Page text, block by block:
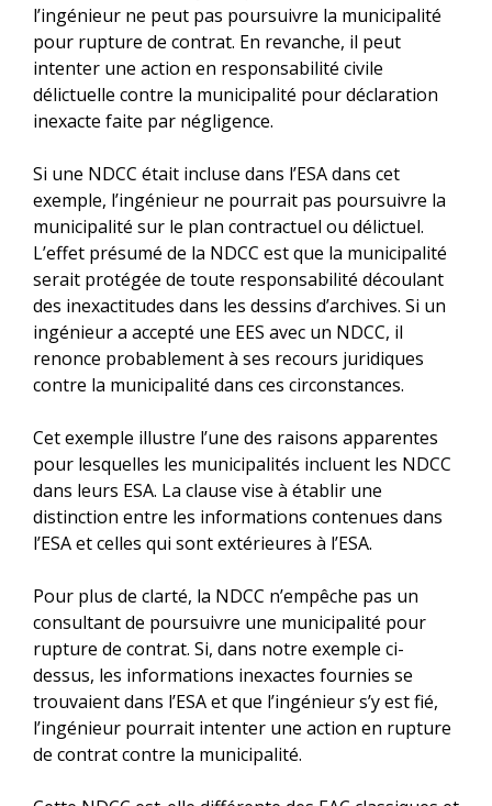
l’ingénieur ne peut pas poursuivre la municipalité
pour rupture de contrat. En revanche, il peut
intenter une action en responsabilité civile
délictuelle contre la municipalité pour déclaration
inexacte faite par négligence.
Si une NDCC était incluse dans l’ESA dans cet
exemple, l’ingénieur ne pourrait pas poursuivre la
municipalité sur le plan contractuel ou délictuel.
L’effet présumé de la NDCC est que la municipalité
serait protégée de toute responsabilité découlant
des inexactitudes dans les dessins d’archives. Si un
ingénieur a accepté une EES avec un NDCC, il
renonce probablement à ses recours juridiques
contre la municipalité dans ces circonstances.
Cet exemple illustre l’une des raisons apparentes
pour lesquelles les municipalités incluent les NDCC
dans leurs ESA. La clause vise à établir une
distinction entre les informations contenues dans
l’ESA et celles qui sont extérieures à l’ESA.
Pour plus de clarté, la NDCC n’empêche pas un
consultant de poursuivre une municipalité pour
rupture de contrat. Si, dans notre exemple ci-
dessus, les informations inexactes fournies se
trouvaient dans l’ESA et que l’ingénieur s’y est fié,
l’ingénieur pourrait intenter une action en rupture
de contrat contre la municipalité.